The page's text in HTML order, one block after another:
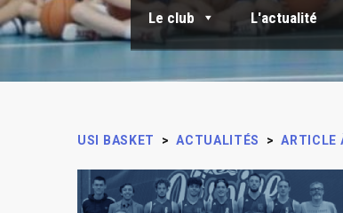
Le club L'actualité
USI BASKET > ACTUALITÉS > ARTICLE